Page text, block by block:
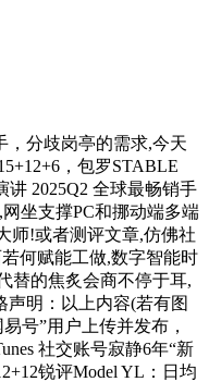
分歧岗亭的需求,今天
，包罗STABLE
讲 2025Q2 全球最畅销手
网坐支撑PC和挪动端多端
师!或者测评文章,仿佛社
何赋能工做,数字智能时
替的焦炙会商不停于耳,
声明：以上内容(若有图
号”用户上传并发布，
社交账号寂静6年“新
锐评Model YL：日均